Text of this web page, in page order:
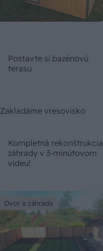
Postavte si bazénovú
terasu
Zakladáme vresovisko
Kompletná rekonštrukcia
záhrady v 3-minútovom
videu!
Dvor a záhrada